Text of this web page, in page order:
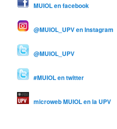
MUIOL en facebook
@MUIOL_UPV en Instagram
@MUIOL_UPV
#MUIOL en twitter
microweb MUIOL en la UPV